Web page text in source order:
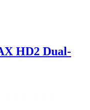
HD2 Dual-